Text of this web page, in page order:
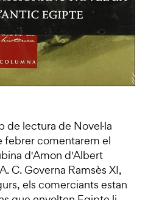
de lectura de Novel·la
febrer comentarem el
d'Amon d'Albert
C. Governa Ramsès XI,
els comerciants estan